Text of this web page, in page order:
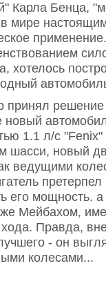
Карла Бенца,
мире
хотелось
принял решение
новый
1.1 л/с
шасси, новый
ведущими
его мощность.
Мейбахом,
хода. Правда,
- он
колесами...